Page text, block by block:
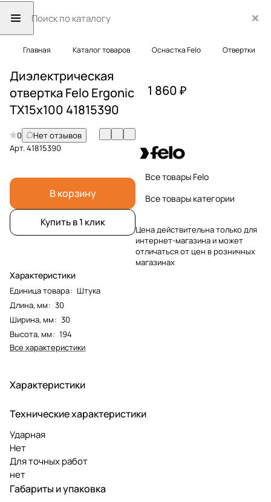
Главная Каталог товаров Оснастка Felo Отвертки
Диэлектрическая
отвертка Felo Ergonic
TX15x100 41815390
0
Нет отзывов
Арт.41815390
В корзину
Купить в 1 клик
Характеристики
Единица товара: Штука
Длина, мм: 30
Ширина, мм: 30
Высота, мм: 194
Все характеристики
1 860 ₽
Все товары Felo
Все товары категории
Цена действительна только для
интернет-магазина и может
отличаться от цен в розничных
магазинах
Характеристики
Технические характеристики
Ударная
Нет
Для точных работ
нет
Габариты и упаковка